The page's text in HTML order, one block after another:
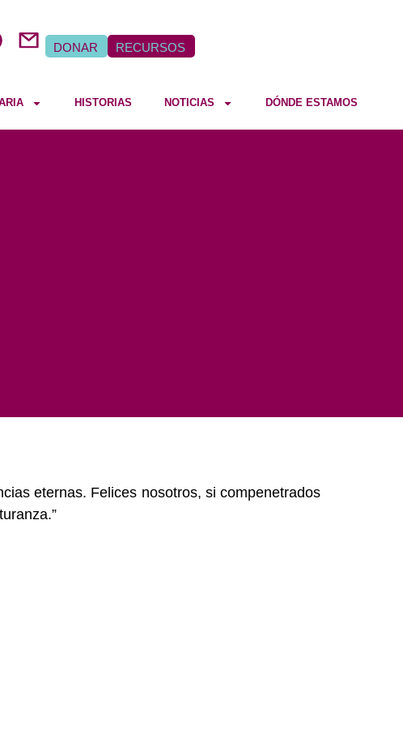
DONAR RECURSOS
HISTORIAS NOTICIAS DÓNDE ESTAMOS
eternas. Felices nosotros, si compenetrados